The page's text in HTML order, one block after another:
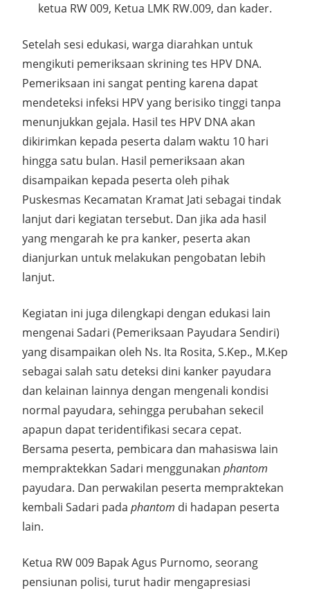
ketua RW 009, Ketua LMK RW.009, dan kader.
Setelah sesi edukasi, warga diarahkan untuk
mengikuti pemeriksaan skrining tes HPV DNA.
Pemeriksaan ini sangat penting karena dapat
mendeteksi infeksi HPV yang berisiko tinggi tanpa
menunjukkan gejala. Hasil tes HPV DNA akan
dikirimkan kepada peserta dalam waktu 10 hari
hingga satu bulan. Hasil pemeriksaan akan
disampaikan kepada peserta oleh pihak
Puskesmas Kecamatan Kramat Jati sebagai tindak
lanjut dari kegiatan tersebut. Dan jika ada hasil
yang mengarah ke pra kanker, peserta akan
dianjurkan untuk melakukan pengobatan lebih
lanjut.
Kegiatan ini juga dilengkapi dengan edukasi lain
mengenai Sadari (Pemeriksaan Payudara Sendiri)
yang disampaikan oleh Ns. Ita Rosita, S.Kep., M.Kep
sebagai salah satu deteksi dini kanker payudara
dan kelainan lainnya dengan mengenali kondisi
normal payudara, sehingga perubahan sekecil
apapun dapat teridentifikasi secara cepat.
Bersama peserta, pembicara dan mahasiswa lain
mempraktekkan Sadari menggunakan phantom
payudara. Dan perwakilan peserta mempraktekan
kembali Sadari pada phantom di hadapan peserta
lain.
Ketua RW 009 Bapak Agus Purnomo, seorang
pensiunan polisi, turut hadir mengapresiasi